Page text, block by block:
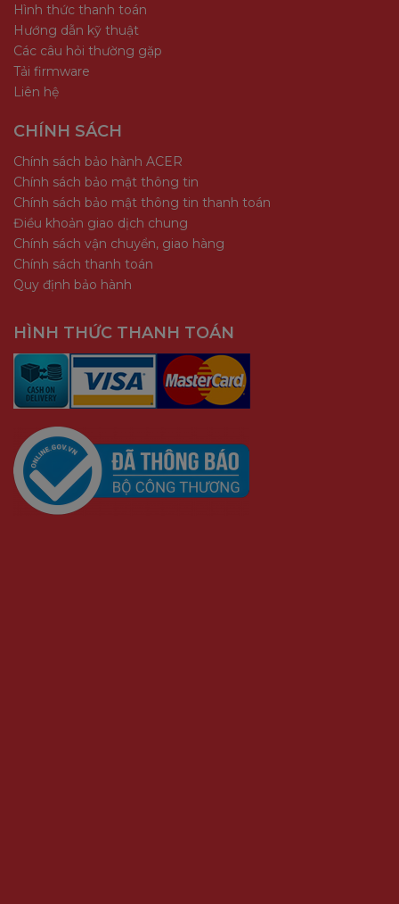
Hình thức thanh toán
Hướng dẫn kỹ thuật
Các câu hỏi thường gặp
Tải firmware
Liên hệ
CHÍNH SÁCH
Chính sách bảo hành ACER
Chính sách bảo mật thông tin
Chính sách bảo mật thông tin thanh toán
Điều khoản giao dịch chung
Chính sách vận chuyển, giao hàng
Chính sách thanh toán
Quy định bảo hành
HÌNH THỨC THANH TOÁN